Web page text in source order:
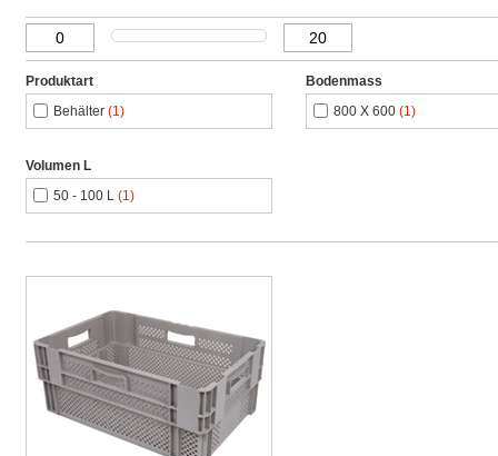
Produktart
Behälter (1)
Bodenmass
800 X 600 (1)
Volumen L
50 - 100 L (1)